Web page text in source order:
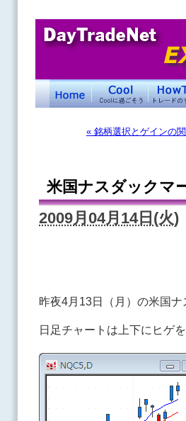
« 銘柄選択とゲインの
米国ナスダックマ
2009月04月14日(火)
昨夜4月13日（月）の米国
日足チャートは上下にヒゲ